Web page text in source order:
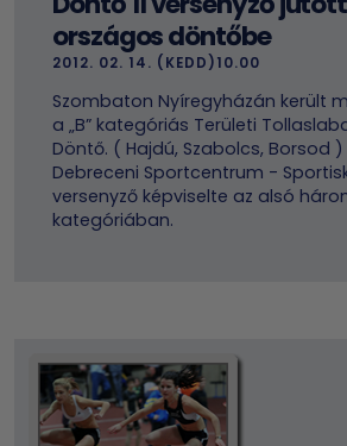
országos döntőbe
2012. 02. 14. (KEDD)10.00
Szombaton Nyíregyházán került
a „B” kategóriás Területi
Döntő. ( Hajdú, Szabolcs, Borsod
Debreceni Sportcentrum -
versenyző képviselte az alsó
kategóriában.